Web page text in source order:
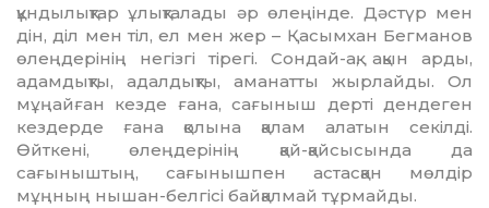
құндылықтар ұлықталады әр өлеңінде. Дәстүр мен
дін, діл мен тіл, ел мен жер – Қа­сым­хан Бегманов
өлеңдерінің негізгі тірегі. Сон­дай-ақ, ақын арды,
адамдықты, адал­дықты, аманатты жырлайды. Ол
мұңайған кезде ғана, сағыныш дерті дендеген
кездерде ғана қолына қалам алатын секілді.
Өйткені, өлең­дерінің қай-қайсысында да
сағыныштың, са­ғынышпен астасқан мөлдір
мұңның нышан-белгісі байқалмай тұрмайды.